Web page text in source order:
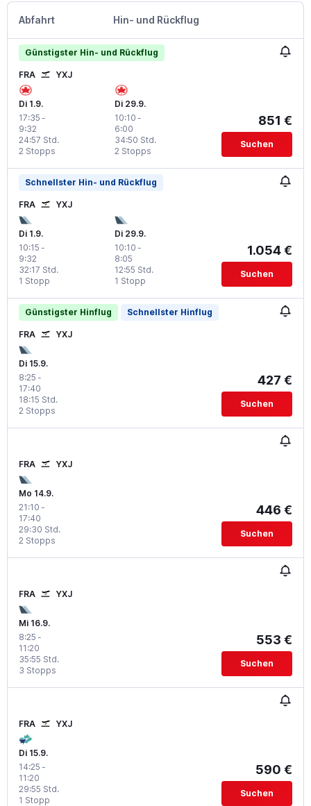
Abfahrt Hin- und Rückflug
Günstigster Hin- und Rückflug
FRA YXJ
Di 1.9.
17:35 -
9:32
2 Stopps
24:57 Std.
Di 29.9.
10:10 -
6:00
2 Stopps
34:50 Std.
851 €
Suchen
Schnellster Hin- und Rückflug
FRA YXJ
Di 1.9.
10:15 -
9:32
1 Stopp
32:17 Std.
Di 29.9.
10:10 -
8:05
1 Stopp
12:55 Std.
1.054 €
Suchen
Günstigster Hinflug Schnellster Hinflug
FRA YXJ
Di 15.9.
8:25 -
17:40
2 Stopps
18:15 Std.
427 €
Suchen
FRA YXJ
Mo 14.9.
21:10 -
17:40
2 Stopps
29:30 Std.
446 €
Suchen
FRA YXJ
Mi 16.9.
8:25 -
11:20
3 Stopps
35:55 Std.
553 €
Suchen
FRA YXJ
Di 15.9.
14:25 -
11:20
1 Stopp
29:55 Std.
590 €
Suchen